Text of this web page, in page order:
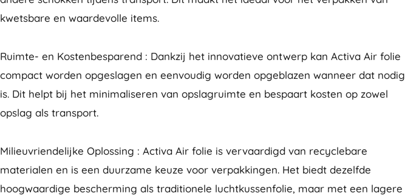
kwetsbare en waardevolle items.
Ruimte- en Kostenbesparend : Dankzij het innovatieve ontwerp kan Activa Air folie
compact worden opgeslagen en eenvoudig worden opgeblazen wanneer dat nodig
is. Dit helpt bij het minimaliseren van opslagruimte en bespaart kosten op zowel
opslag als transport.
Milieuvriendelijke Oplossing : Activa Air folie is vervaardigd van recyclebare
materialen en is een duurzame keuze voor verpakkingen. Het biedt dezelfde
hoogwaardige bescherming als traditionele luchtkussenfolie, maar met een lagere